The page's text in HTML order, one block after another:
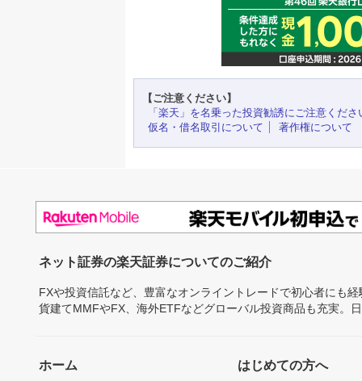
【ご注意ください】
「楽天」を名乗った投資勧誘にご注意くださ
仮名・借名取引について
著作権について
ネット証券の楽天証券についてのご紹介
FXや投資信託など、豊富なオンライントレードで初心者にも
貨建てMMFやFX、海外ETFなどグローバル投資商品も充実。
ホーム はじめての方へ